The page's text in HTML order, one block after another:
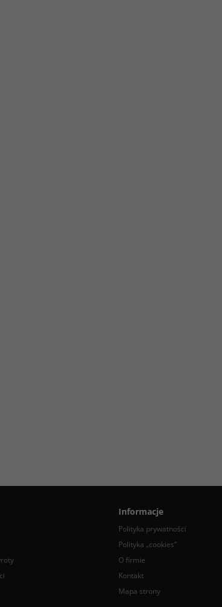
Informacje
Polityka prywatności
Polityka „cookies”
O firmie
Kontakt
Mapa strony